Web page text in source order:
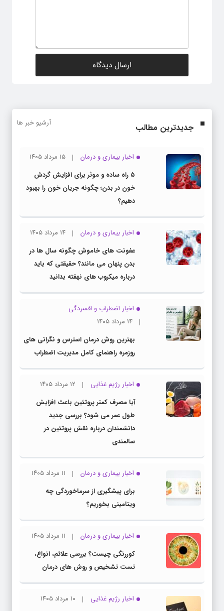
جدیدترین مطالب آرشیو خبر ها
اخبار بیماری و درمان
۱۵ مرداد ۱۴۰۵
۵ راه ساده و موثر برای افزایش گردش
خون در بدن؛ چگونه جریان خون را بهبود
دهیم؟
اخبار بیماری و درمان
۱۴ مرداد ۱۴۰۵
عفونت های خاموش چگونه سال ها در
بدن پنهان می مانند؟ حقیقتی که باید
درباره میکروب های نهفته بدانید
اخبار اضطراب و افسردگی
۱۴ مرداد ۱۴۰۵
بهترین روش درمان استرس و نگرانی های
روزمره راهنمای کامل مدیریت اضطراب
اخبار رژیم غذایی
۱۲ مرداد ۱۴۰۵
آیا مصرف کمتر پروتئین باعث افزایش
طول عمر می شود؟ بررسی جدید
دانشمندان درباره نقش پروتئین در
سالمندی
اخبار بیماری و درمان
۱۱ مرداد ۱۴۰۵
برای پیشگیری از سرماخوردگی چه
ویتامینی بخوریم؟
اخبار بیماری و درمان
۱۱ مرداد ۱۴۰۵
کوررنگی چیست؟ بررسی علائم، انواع،
تست تشخیص و روش های درمان
اخبار رژیم غذایی
۱۰ مرداد ۱۴۰۵